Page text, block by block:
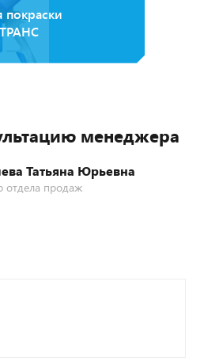
покраски
менеджера
Татьяна Юрьевна
отдела продаж